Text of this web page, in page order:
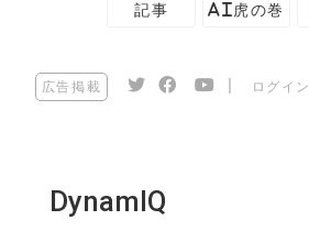
記事 AI虎の巻
広告掲載 ログイン
DynamIQ